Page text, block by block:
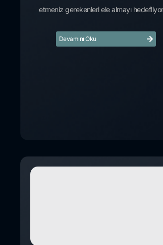
etmeniz gerekenleri ele almayı
Devamını Oku